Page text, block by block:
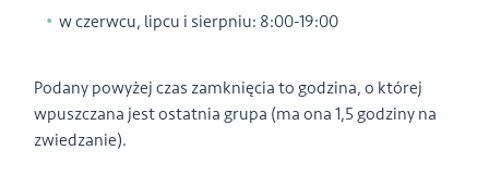
w czerwcu, lipcu i sierpniu: 8:00-19:00
Podany powyżej czas zamknięcia to godzina, o której
wpuszczana jest ostatnia grupa (ma ona 1,5 godziny na
zwiedzanie).